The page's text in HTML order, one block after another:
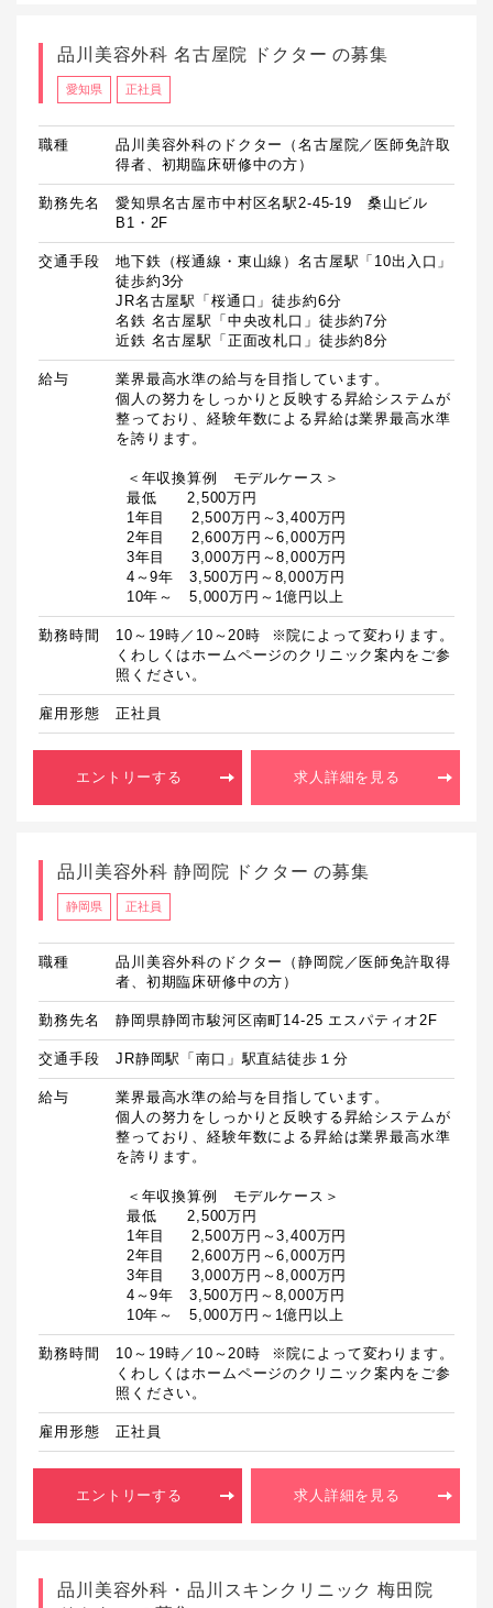
品川美容外科 名古屋院 ドクター の募集
愛知県 正社員
職種
品川美容外科のドクター（名古屋院／医師免許取
得者、初期臨床研修中の方）
勤務先名
愛知県名古屋市中村区名駅2-45-19 桑山ビル
B1・2F
交通手段
地下鉄（桜通線・東山線）名古屋駅「10出入口」
徒歩約3分
JR名古屋駅「桜通口」徒歩約6分
名鉄 名古屋駅「中央改札口」徒歩約7分
近鉄 名古屋駅「正面改札口」徒歩約8分
給与
業界最高水準の給与を目指しています。
個人の努力をしっかりと反映する昇給システムが
整っており、経験年数による昇給は業界最高水準
を誇ります。
  10年～　5,000万円～1億円以上
勤務時間
10～19時／10～20時  ※院によって変わります。
くわしくはホームページのクリニック案内をご参
照ください。
雇用形態 正社員
エントリーする 求人詳細を見る
品川美容外科 静岡院 ドクター の募集
静岡県 正社員
職種
品川美容外科のドクター（静岡院／医師免許取得
者、初期臨床研修中の方）
勤務先名 静岡県静岡市駿河区南町14-25 エスパティオ2F
交通手段 JR静岡駅「南口」駅直結徒歩１分
給与
業界最高水準の給与を目指しています。
個人の努力をしっかりと反映する昇給システムが
整っており、経験年数による昇給は業界最高水準
を誇ります。
  10年～　5,000万円～1億円以上
勤務時間
10～19時／10～20時  ※院によって変わります。
くわしくはホームページのクリニック案内をご参
照ください。
雇用形態 正社員
エントリーする 求人詳細を見る
品川美容外科・品川スキンクリニック 梅田院